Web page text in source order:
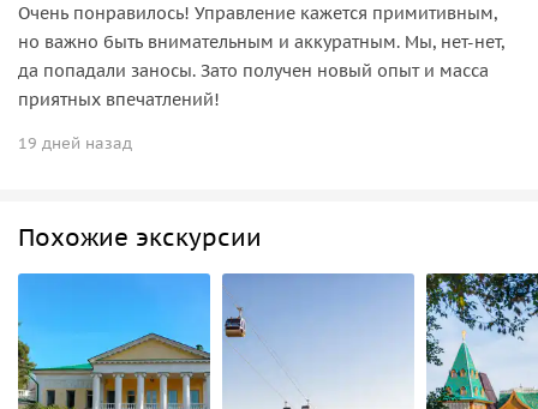
Очень понравилось! Управление кажется примитивным,
но важно быть внимательным и аккуратным. Мы, нет-нет,
да попадали заносы. Зато получен новый опыт и масса
приятных впечатлений!
19 дней назад
Похожие экскурсии